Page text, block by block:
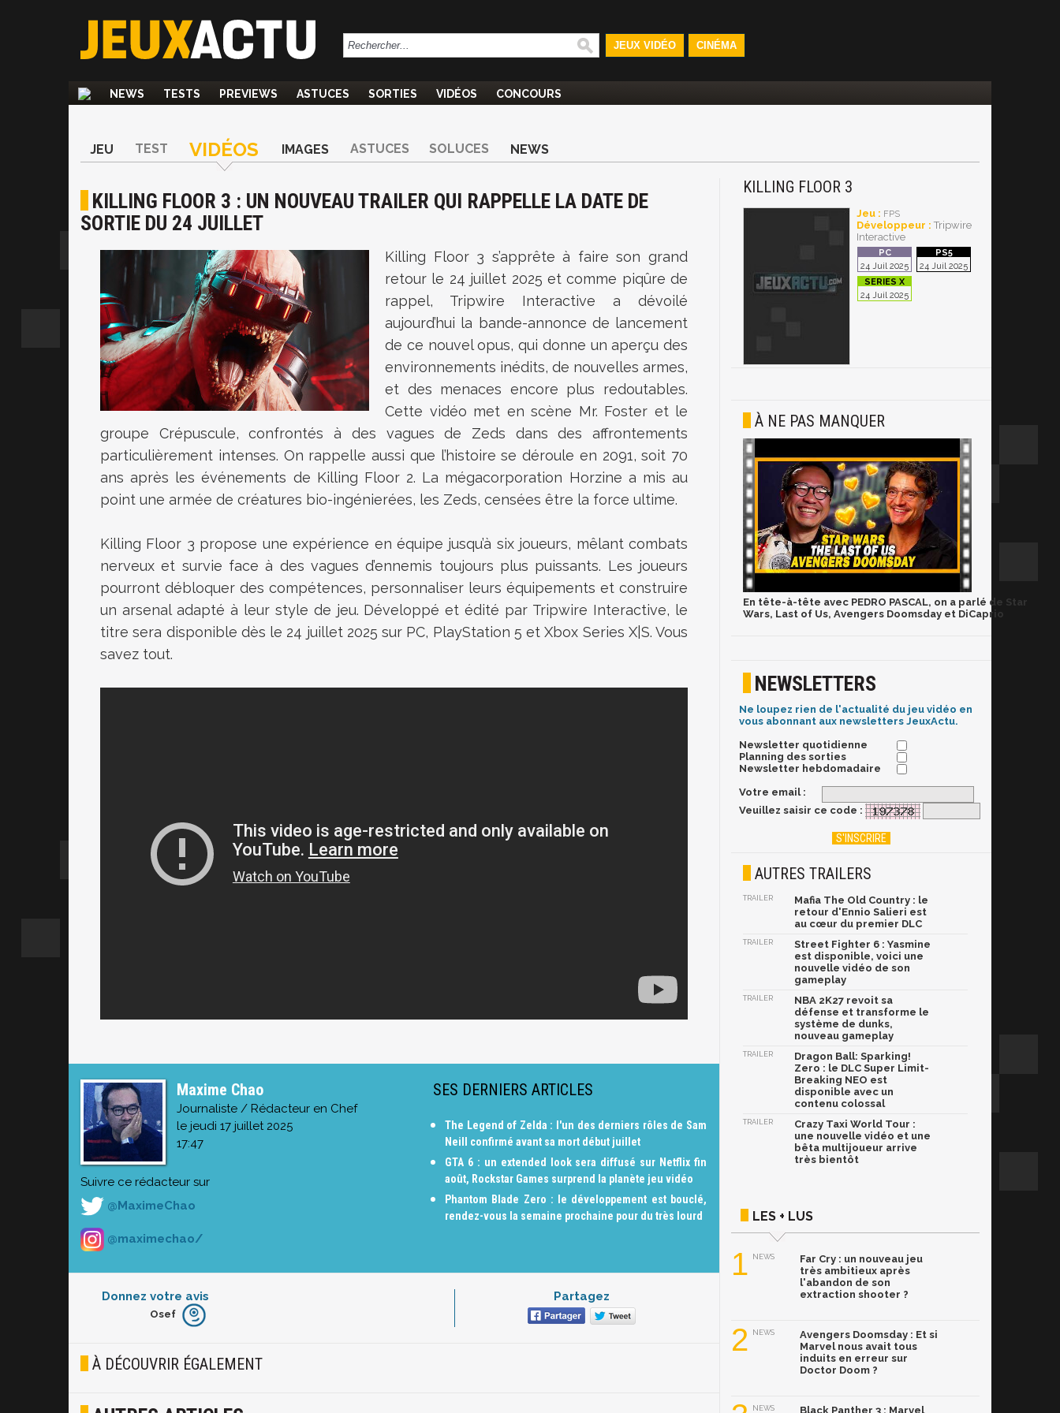
JEUX VIDÉO CINÉMA
NEWS TESTS PREVIEWS ASTUCES SORTIES VIDÉOS CONCOURS
JEU TEST VIDÉOS IMAGES ASTUCES SOLUCES NEWS
KILLING FLOOR 3 : UN NOUVEAU TRAILER QUI RAPPELLE LA DATE DE
SORTIE DU 24 JUILLET
Killing Floor 3 s’apprête à faire son grand
retour le 24 juillet 2025 et comme piqûre de
rappel, Tripwire Interactive a dévoilé
aujourd’hui la bande-annonce de lancement
de ce nouvel opus, qui donne un aperçu des
environnements inédits, de nouvelles armes,
et des menaces encore plus redoutables.
Cette vidéo met en scène Mr. Foster et le
groupe Crépuscule, confrontés à des vagues de Zeds dans des affrontements
particulièrement intenses. On rappelle aussi que l’histoire se déroule en 2091, soit 70
ans après les événements de Killing Floor 2. La mégacorporation Horzine a mis au
point une armée de créatures bio-ingénierées, les Zeds, censées être la force ultime.
Killing Floor 3 propose une expérience en équipe jusqu’à six joueurs, mêlant combats
nerveux et survie face à des vagues d’ennemis toujours plus puissants. Les joueurs
pourront débloquer des compétences, personnaliser leurs équipements et construire
un arsenal adapté à leur style de jeu. Développé et édité par Tripwire Interactive, le
titre sera disponible dès le 24 juillet 2025 sur PC, PlayStation 5 et Xbox Series X|S. Vous
savez tout.
Maxime Chao
Journaliste / Rédacteur en Chef
le jeudi 17 juillet 2025
17:47
Suivre ce rédacteur sur
@MaximeChao
@maximechao/
SES DERNIERS ARTICLES
The Legend of Zelda : l'un des derniers rôles de Sam
Neill confirmé avant sa mort début juillet
GTA 6 : un extended look sera diffusé sur Netflix fin
août, Rockstar Games surprend la planète jeu vidéo
Phantom Blade Zero : le développement est bouclé,
rendez-vous la semaine prochaine pour du très lourd
Donnez votre avis
Furieux
Osef
Partagez
À DÉCOUVRIR ÉGALEMENT
KILLING FLOOR 3
Jeu : FPS
Développeur : Tripwire
Interactive
24 Juil 2025 24 Juil 2025
24 Juil 2025
À NE PAS MANQUER
En tête-à-tête avec PEDRO PASCAL, on a parlé de Star
Wars, Last of Us, Avengers Doomsday et DiCaprio
NEWSLETTERS
Ne loupez rien de l'actualité du jeu vidéo en
vous abonnant aux newsletters JeuxActu.
Newsletter quotidienne
Planning des sorties
Newsletter hebdomadaire
Votre email :
Veuillez saisir ce code :
AUTRES TRAILERS
TRAILER
Mafia The Old Country : le
retour d'Ennio Salieri est
au cœur du premier DLC
TRAILER
Street Fighter 6 : Yasmine
est disponible, voici une
nouvelle vidéo de son
gameplay
TRAILER
NBA 2K27 revoit sa
défense et transforme le
système de dunks,
nouveau gameplay
TRAILER
Dragon Ball: Sparking!
Zero : le DLC Super Limit-
Breaking NEO est
disponible avec un
contenu colossal
TRAILER
Crazy Taxi World Tour :
une nouvelle vidéo et une
bêta multijoueur arrive
très bientôt
LES + LUS
1 NEWS
Far Cry : un nouveau jeu
très ambitieux après
l'abandon de son
extraction shooter ?
2 NEWS
Avengers Doomsday : Et si
Marvel nous avait tous
induits en erreur sur
Doctor Doom ?
NEWS
Black Panther 3 : Marvel